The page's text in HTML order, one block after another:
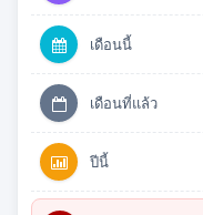
เดือนนี้
เดือนที่แล้ว
ปีนี้